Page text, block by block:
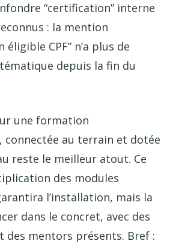
“certification” interne
: la mention
CPF” n’a plus de
depuis la fin du
une formation
connectée au terrain et dotée
reste le meilleur atout. Ce
des modules
l’installation, mais la
dans le concret, avec des
des mentors présents. Bref :